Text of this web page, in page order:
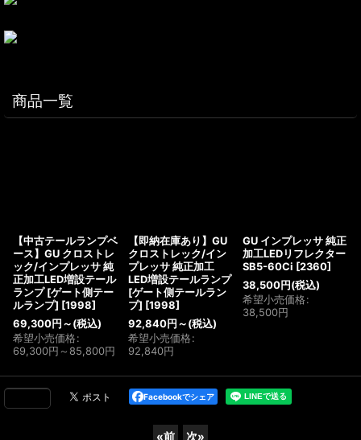
商品一覧
【中古テールランプベ
ース】GU クロストレ
ック/インプレッサ 純
正加工LED増設テール
ランプ [ゲート側テー
ルランプ] [1998]
69,300円 ～ (税込)
希望小売価格:
69,300円 ～85,800円
【即納在庫あり】GU
クロストレック/イン
プレッサ 純正加工
LED増設テールランプ
[ゲート側テールラン
プ] [1998]
92,840円 ～ (税込)
希望小売価格:
92,840円
GU インプレッサ 純正
加工LEDリフレクター
SB5-60Ci [2360]
38,500円 (税込)
希望小売価格:
38,500円
Facebookでシェア
«前 次»